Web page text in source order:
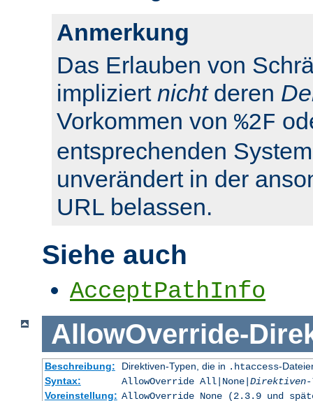
Anmerkung
Das Erlauben von
impliziert nichtderen
Vorkommen von %2F
entsprechenden
unverändert in der
URL belassen.
Siehe auch
AcceptPathInfo
AllowOverride-
Beschreibung: Direktiven-Typen, die in .htaccess-
Syntax:
AllowOverride All|None| Direktiven-
Voreinstellung: AllowOverride None (2.3.9 und